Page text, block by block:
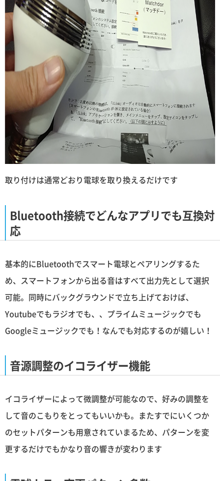
取り付けは通常どおり電球を取り換えるだけです
Bluetooth接続でどんなアプリでも互換対
応
基本的にBluetoothでスマート電球とペアリングするた
め、スマートフォンから出る音はすべて出力先として選択
可能。同時にバックグラウンドで立ち上げておけば、
Youtubeでもラジオでも、、プライムミュージックでも
Googleミュージックでも！なんでも対応するのが嬉しい！
音源調整のイコライザー機能
イコライザーによって微調整が可能なので、好みの調整を
して音のこもりをとってもいいかも。またすでにいくつか
のセットパターンも用意されていまるため、パターンを変
更するだけでもかなり音の響きが変わります